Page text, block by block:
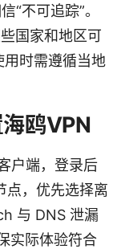
“不可追踪”。
国家和地区可
用时需遵循当地
鸥VPN
户端，登录后
点，优先选择离
与 DNS 泄漏
实际体验符合